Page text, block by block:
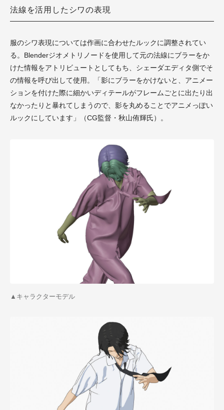
法線を活用したシワの表現
服のシワ表現については作画に合わせたルックに調整されてい
る。Blenderジオメトリノードを使用して元の法線にブラーをか
けた情報をアトリビュートとしてもち、シェーダエディタ側でそ
の情報を呼び出して使用。「影にブラーをかけないと、アニメー
ションを付けた際に細かいディテールがフレームごとに出たり出
なかったりと暴れてしまうので、影を丸めることでアニメっぽい
ルックにしています」（CG監督・秋山侑輝氏）。
▲キャラクターモデル